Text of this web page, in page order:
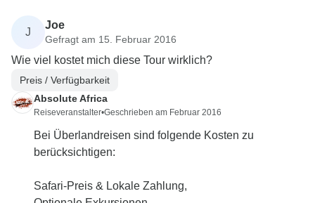
J
Joe
Gefragt am 15. Februar 2016
Wie viel kostet mich diese Tour wirklich?
Preis / Verfügbarkeit
Absolute Africa
Reiseveranstalter•Geschrieben am Februar 2016
Bei Überlandreisen sind folgende Kosten zu
berücksichtigen:
Safari-Preis & Lokale Zahlung,